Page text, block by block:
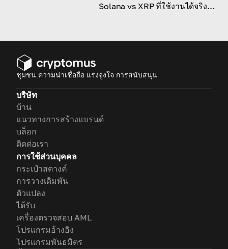
Solana vs XRP ที่ใช้งานได้จริง
ชุมชน ความน่าเชื่อถือ แรงจูงใจ การสนับสนุน
บริษัท
บ้าน
แนวทางการสร้างแบรนด์
บล็อก
ติดต่อเรา
การใช้ส่วนบุคคล
กระเป๋าสตางค์
การวางเดิมพัน
ตัวแปลง
ได้รับ
เครื่องตรวจสอบ AML
โปรแกรมอ้างอิง
โปรแกรมพันธมิตร